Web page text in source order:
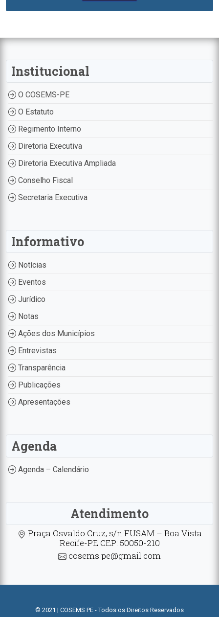
Institucional
O COSEMS-PE
O Estatuto
Regimento Interno
Diretoria Executiva
Diretoria Executiva Ampliada
Conselho Fiscal
Secretaria Executiva
Informativo
Notícias
Eventos
Jurídico
Notas
Ações dos Municípios
Entrevistas
Transparência
Publicações
Apresentações
Agenda
Agenda – Calendário
Atendimento
Praça Osvaldo Cruz, s/n FUSAM – Boa Vista
Recife-PE CEP: 50050-210
cosems.pe@gmail.com
© 2021 | COSEMS PE - Todos os Direitos Reservados